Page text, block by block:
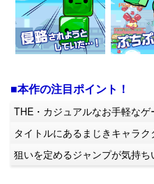
■本作の注目ポイント！
THE・カジュアルなお手軽なゲ
タイトルにあるまじきキャラク
狙いを定めるジャンプが気持ち